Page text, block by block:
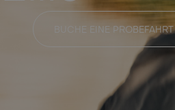
BUCHE EINE PROBEFAHRT